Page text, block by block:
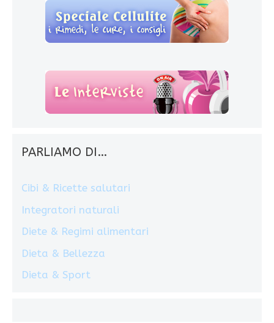
PARLIAMO DI…
Cibi & Ricette salutari
Integratori naturali
Diete & Regimi alimentari
Dieta & Bellezza
Dieta & Sport